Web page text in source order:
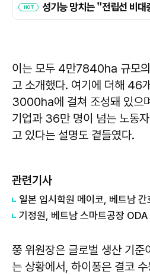
이는 모두 4만7840ha 규모
고 소개했다. 여기에 더해 46
3000ha에 걸쳐 조성돼 있으
기업과 36만 명이 넘는 노동
고 있다는 설명도 곁들였다.
관련기사
쭝 위원장은 글로벌 생산 기준
는 상황에서, 하이퐁은 결코